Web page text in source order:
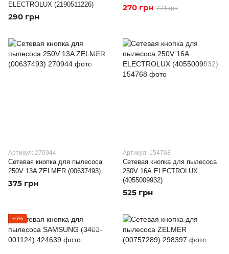
ELECTROLUX (2190511226)
290 грн
270 грн 271 грн
Артикул: 270944
Сетевая кнопка для пылесоса
250V 13A ZELMER (00637493)
375 грн
Артикул: 154768
Сетевая кнопка для пылесоса
250V 16А ELECTROLUX
(4055009932)
525 грн
−5%